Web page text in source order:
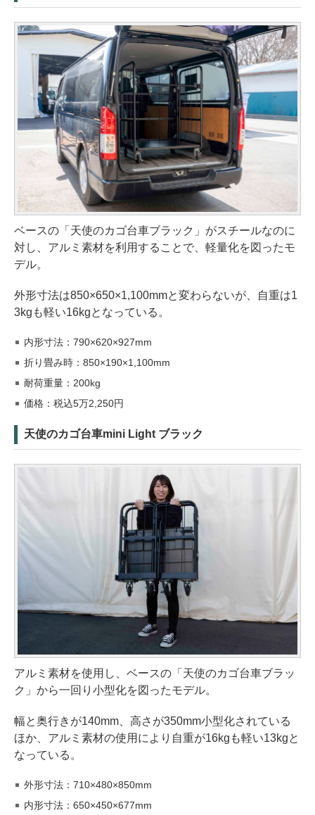
ベースの「天使のカゴ台車ブラック」がスチールなのに
対し、アルミ素材を利用することで、軽量化を図ったモ
デル。
外形寸法は850×650×1,100mmと変わらないが、自重は1
3kgも軽い16kgとなっている。
内形寸法：790×620×927mm
折り畳み時：850×190×1,100mm
耐荷重量：200kg
価格：税込5万2,250円
天使のカゴ台車mini Light ブラック
アルミ素材を使用し、ベースの「天使のカゴ台車ブラッ
ク」から一回り小型化を図ったモデル。
幅と奥行きが140mm、高さが350mm小型化されている
ほか、アルミ素材の使用により自重が16kgも軽い13kgと
なっている。
外形寸法：710×480×850mm
内形寸法：650×450×677mm